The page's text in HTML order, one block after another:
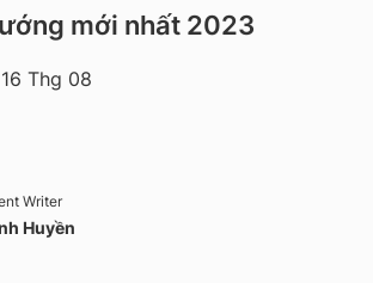
mới nhất 2023
16 Thg 08
Writer
Huyền